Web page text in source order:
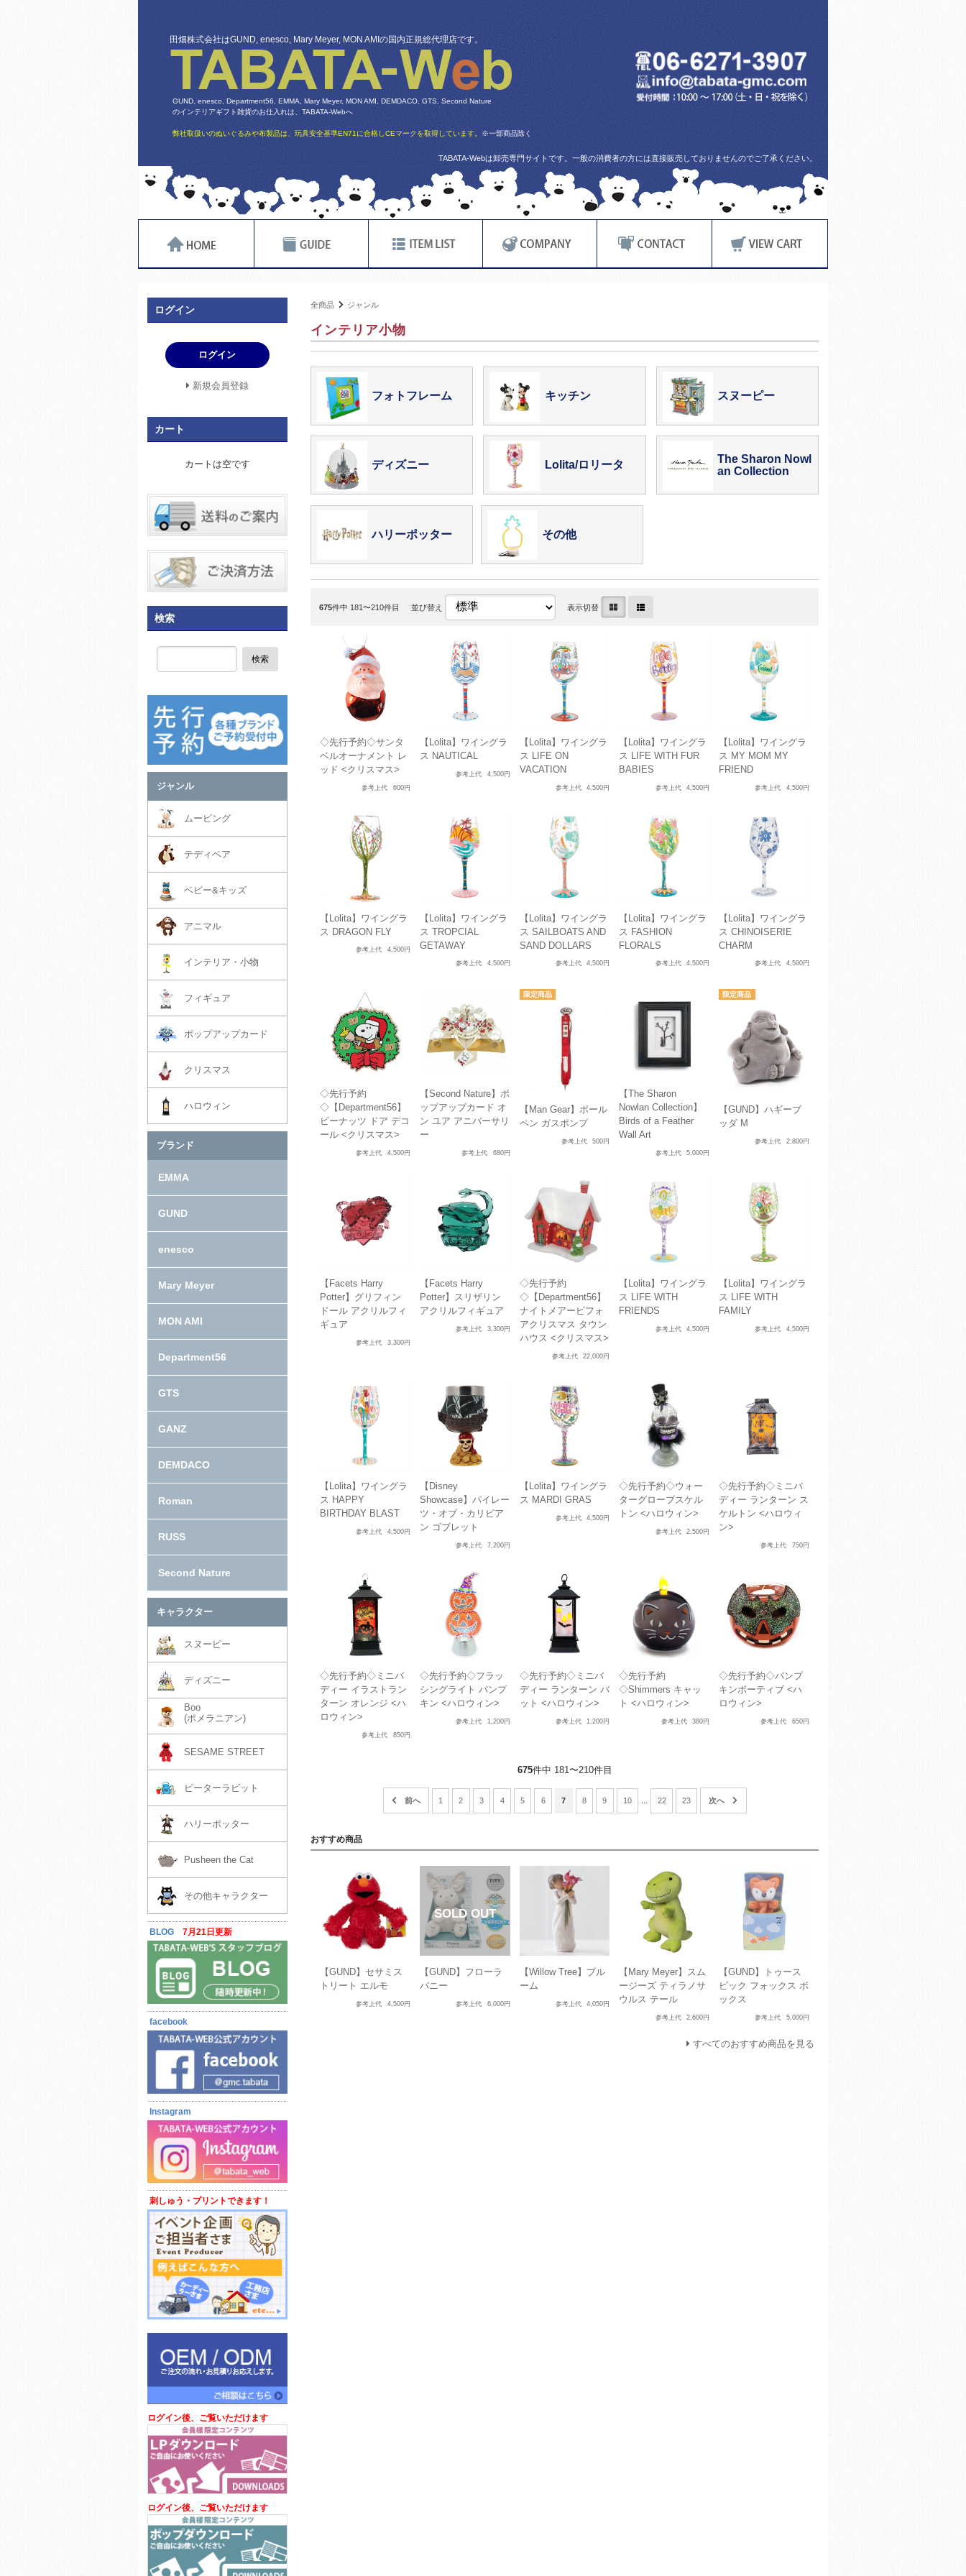
田畑株式会社はGUND, enesco, Mary Meyer, MON AMIの国内正規総代理店です。
GUND, enesco, Department56, EMMA, Mary Meyer, MON AMI, DEMDACO, GTS, Second Nature
のインテリアギフト雑貨のお仕入れは、TABATA-Webへ
弊社取扱いのぬいぐるみや布製品は、玩具安全基準EN71に合格しCEマークを取得しています。 ※一部商品除く
TABATA-Webは卸売専門サイトです。一般の消費者の方には直接販売しておりませんのでご了承ください。
全商品 ジャンル
インテリア小物
フォトフレーム キッチン スヌーピー
ディズニー Lolita/ロリータ
The Sharon Nowl
an Collection
ハリーポッター その他
675件中 181〜210件目 並び替え 表示切替
◇先行予約◇サンタ
ベルオーナメント レ
ッド <クリスマス>
参考上代 600円
【Lolita】ワイングラ
ス NAUTICAL
参考上代 4,500円
【Lolita】ワイングラ
ス LIFE ON
VACATION
参考上代 4,500円
【Lolita】ワイングラ
ス LIFE WITH FUR
BABIES
参考上代 4,500円
【Lolita】ワイングラ
ス MY MOM MY
FRIEND
参考上代 4,500円
【Lolita】ワイングラ
ス DRAGON FLY
参考上代 4,500円
【Lolita】ワイングラ
ス TROPCIAL
GETAWAY
参考上代 4,500円
【Lolita】ワイングラ
ス SAILBOATS AND
SAND DOLLARS
参考上代 4,500円
【Lolita】ワイングラ
ス FASHION
FLORALS
参考上代 4,500円
【Lolita】ワイングラ
ス CHINOISERIE
CHARM
参考上代 4,500円
◇先行予約
◇【Department56】
ピーナッツ ドア デコ
ール <クリスマス>
参考上代 4,500円
【Second Nature】ポ
ップアップカード オ
ン ユア アニバーサリ
ー
参考上代 680円
【Man Gear】ボール
ペン ガスポンプ
参考上代 500円
【The Sharon
Nowlan Collection】
Birds of a Feather
Wall Art
参考上代 5,000円
【GUND】ハギーブ
ッダ M
参考上代 2,800円
【Facets Harry
Potter】グリフィン
ドール アクリルフィ
ギュア
参考上代 3,300円
【Facets Harry
Potter】スリザリン
アクリルフィギュア
参考上代 3,300円
◇先行予約
◇【Department56】
ナイトメアービフォ
アクリスマス タウン
ハウス <クリスマス>
参考上代 22,000円
【Lolita】ワイングラ
ス LIFE WITH
FRIENDS
参考上代 4,500円
【Lolita】ワイングラ
ス LIFE WITH
FAMILY
参考上代 4,500円
【Lolita】ワイングラ
ス HAPPY
BIRTHDAY BLAST
参考上代 4,500円
【Disney
Showcase】パイレー
ツ・オブ・カリビア
ン ゴブレット
参考上代 7,200円
【Lolita】ワイングラ
ス MARDI GRAS
参考上代 4,500円
◇先行予約◇ウォー
ターグローブスケル
トン <ハロウィン>
参考上代 2,500円
◇先行予約◇ミニバ
ディー ランターン ス
ケルトン <ハロウィ
ン>
参考上代 750円
◇先行予約◇ミニバ
ディー イラストラン
ターン オレンジ <ハ
ロウィン>
参考上代 850円
◇先行予約◇フラッ
シングライト パンプ
キン <ハロウィン>
参考上代 1,200円
◇先行予約◇ミニバ
ディー ランターン バ
ット <ハロウィン>
参考上代 1,200円
◇先行予約
◇Shimmers キャッ
ト <ハロウィン>
参考上代 380円
◇先行予約◇パンプ
キンボーティブ <ハ
ロウィン>
参考上代 650円
675件中 181〜210件目
1 2 3 4 5 6 7 8 9 10 22 23
おすすめ商品
【GUND】セサミス
トリート エルモ
参考上代 4,500円
【GUND】フローラ
バニー
参考上代 6,000円
【Willow Tree】ブル
ーム
参考上代 4,050円
【Mary Meyer】スム
ージーズ ティラノサ
ウルス テール
参考上代 2,600円
【GUND】トゥース
ピック フォックス ボ
ックス
参考上代 5,000円
すべてのおすすめ商品を見る
ログイン
ログイン
新規会員登録
カート
カートは空です
検索
検索
ジャンル
ムービング
テディベア
ベビー&キッズ
アニマル
インテリア・小物
フィギュア
ポップアップカード
クリスマス
ハロウィン
ブランド
EMMA
GUND
enesco
Mary Meyer
MON AMI
Department56
GTS
GANZ
DEMDACO
Roman
RUSS
Second Nature
キャラクター
スヌーピー
ディズニー
Boo
(ポメラニアン)
SESAME STREET
ピーターラビット
ハリーポッター
Pusheen the Cat
その他キャラクター
BLOG 7月21日更新
facebook
Instagram
刺しゅう・プリントできます！
ログイン後、ご覧いただけます
ログイン後、ご覧いただけます